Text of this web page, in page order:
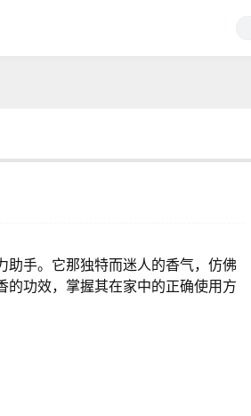
助手。它那独特而迷人的香气，仿佛
功效，掌握其在家中的正确使用方